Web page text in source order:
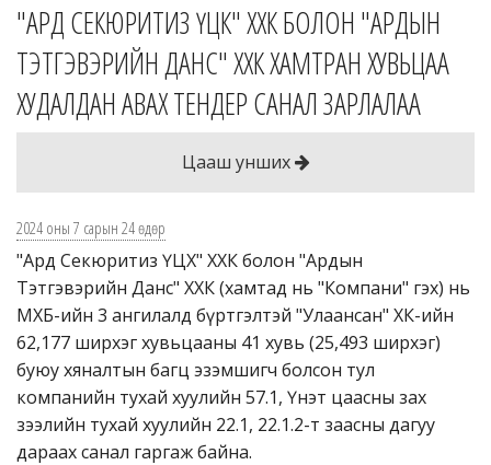
"АРД СЕКЮРИТИЗ ҮЦК" ХХК БОЛОН "АРДЫН
ТЭТГЭВЭРИЙН ДАНС" ХХК ХАМТРАН ХУВЬЦАА
ХУДАЛДАН АВАХ ТЕНДЕР САНАЛ ЗАРЛАЛАА
Цааш унших
2024 оны 7 сарын 24 өдөр
"Ард Секюритиз ҮЦХ" ХХК болон "Ардын
Тэтгэвэрийн Данс" ХХК (хамтад нь "Компани" гэх) нь
МХБ-ийн 3 ангилалд бүртгэлтэй "Улаансан" ХК-ийн
62,177 ширхэг хувьцааны 41 хувь (25,493 ширхэг)
буюу хяналтын багц эзэмшигч болсон тул
компанийн тухай хуулийн 57.1, Үнэт цаасны зах
зээлийн тухай хуулийн 22.1, 22.1.2-т заасны дагуу
дараах санал гаргаж байна.